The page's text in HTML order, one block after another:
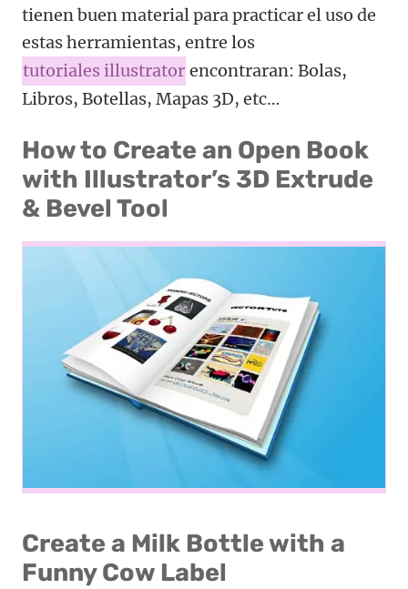
tienen buen material para practicar el uso de
estas herramientas, entre los
tutoriales illustrator encontraran: Bolas,
Libros, Botellas, Mapas 3D, etc…
How to Create an Open Book
with Illustrator’s 3D Extrude
& Bevel Tool
Create a Milk Bottle with a
Funny Cow Label